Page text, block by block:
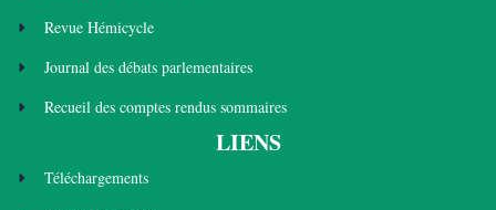
Revue Hémicycle
Journal des débats parlementaires
Recueil des comptes rendus sommaires
LIENS
Téléchargements